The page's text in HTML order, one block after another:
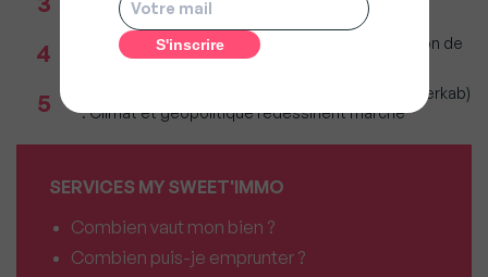
agences depuis le 2 août 2026
4
Incendies : Quels sont vos droits si votre location de
vacances est annulée ?
5
Immobilier 1er semestre 2026 (Observatoire Interkab)
: Climat et géopolitique redessinent marché
SERVICES MY SWEET'IMMO
Combien vaut mon bien ?
Combien puis-je emprunter ?